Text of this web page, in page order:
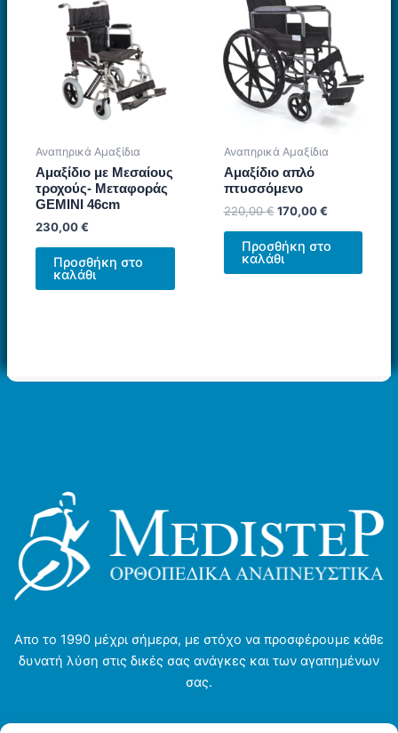
Αναπηρικά Αμαξίδια
Αμαξίδιο με Μεσαίους
τροχούς- Μεταφοράς
GEMINI 46cm
230,00€
Προσθήκη στο
καλάθι
Αναπηρικά Αμαξίδια
Αμαξίδιο απλό
πτυσσόμενο
220,00€ Original
was:
220,00 €.
170,00€Η
είναι:
170,00 €.
Προσθήκη στο
καλάθι
Απο το 1990 μέχρι σήμερα, με στόχο να προσφέρουμε κάθε
δυνατή λύση στις δικές σας ανάγκες και των αγαπημένων
σας.